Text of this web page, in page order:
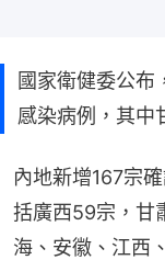
國家衛健委公布
感染病例，其中
內地新增167宗
括廣西59宗，甘
海、安徽、江西